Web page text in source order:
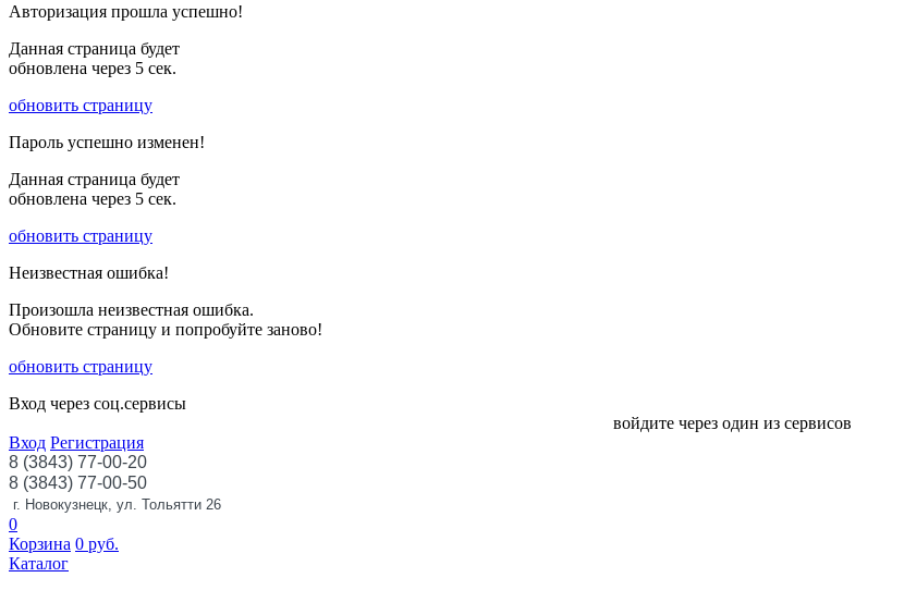
Авторизация прошла успешно!
Данная страница будет
обновлена через 5 сек.
обновить страницу
Пароль успешно изменен!
Данная страница будет
обновлена через 5 сек.
обновить страницу
Неизвестная ошибка!
Произошла неизвестная ошибка.
Обновите страницу и попробуйте заново!
обновить страницу
Вход через соц.сервисы
войдите через один из сервисов
Вход Регистрация
8 (3843) 77-00-20
8 (3843) 77-00-50
г. Новокузнецк, ул. Тольятти 26
0
Корзина 0 руб.
Каталог